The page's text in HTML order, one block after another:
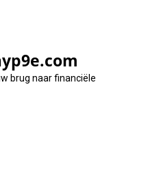
brug naar financiële